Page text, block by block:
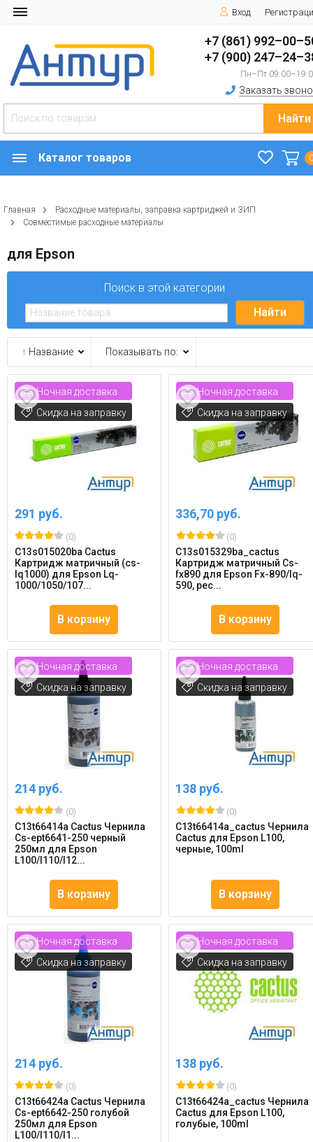
Вход
+7 (861)
+7 (900)
Пн–Пт
Заказать
Найти
Каталог товаров
Главная
Расходные материалы, заправка картриджей и ЗИП
Совместимые расходные материалы
для Epson
Поиск в этой категории
↑ Название Показывать по:
Ночная доставка
Скидка на заправку
291 руб.
(0)
C13s015020ba Cactus
Картридж матричный (cs-
lq1000) для Epson Lq-
1000/1050/107...
В корзину
Ночная доставка
Скидка на заправку
336,70 руб.
(0)
C13s015329ba_cactus
Картридж матричный Cs-
fx890 для Epson Fx-890/lq-
590, рес...
В корзину
Ночная доставка
Скидка на заправку
214 руб.
(0)
C13t66414a Cactus Чернила
Cs-ept6641-250 черный
250мл для Epson
L100/l110/l12...
В корзину
Ночная доставка
Скидка на заправку
138 руб.
(0)
C13t66414a_cactus Чернила
Cactus для Epson L100,
черные, 100ml
В корзину
Ночная доставка
Скидка на заправку
214 руб.
(0)
C13t66424a Cactus Чернила
Cs-ept6642-250 голубой
250мл для Epson
L100/l110/l1...
Ночная доставка
Скидка на заправку
138 руб.
(0)
C13t66424a_cactus Чернила
Cactus для Epson L100,
голубые, 100ml